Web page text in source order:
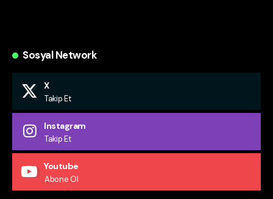
Sosyal Network
X
Takip Et
Instagram
Takip Et
Youtube
Abone Ol